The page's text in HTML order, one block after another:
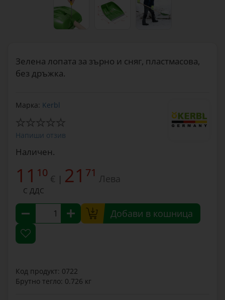
Зелена лопата за зърно и сняг, пластмасова,
без дръжка.
Марка: Kerbl
Напиши отзив
Наличен.
11 10 € | 21 71 Лева
С ДДС
Добави в кошница
Код продукт: 0722
Брутно тегло: 0.726 кг